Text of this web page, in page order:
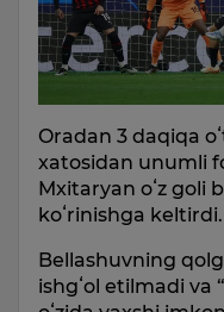
Oradan 3 daqiqa
xatosidan unumli
Mxitaryan oʻz goli
koʻrinishga keltirdi.
Bellashuvning
ishgʻol etilmadi va